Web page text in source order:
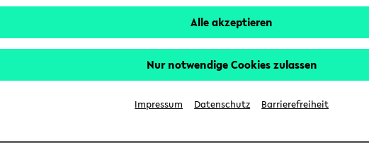
taught in English
Alle akzeptieren
Nur notwendige Cookies zulassen
Impressum Datenschutz Barrierefreiheit